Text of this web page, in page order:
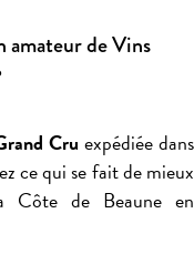
amateur de Vins
Cru expédiée dans
ce qui se fait de mieux
Côte de Beaune en